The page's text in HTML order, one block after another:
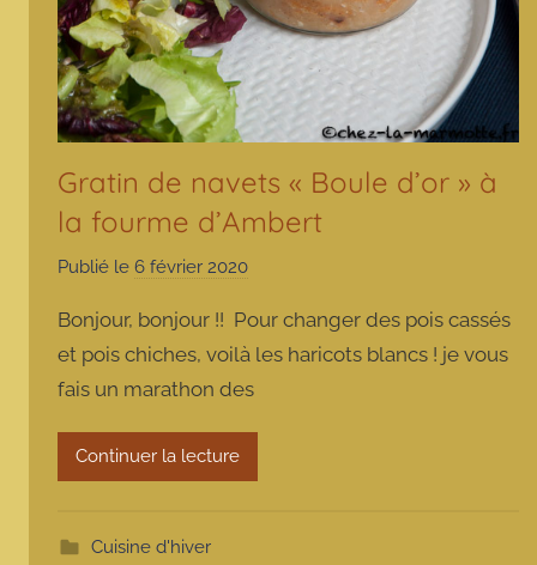
Gratin de navets « Boule d’or » à
la fourme d’Ambert
Publié le 6 février 2020
r
m
a
o
Bonjour, bonjour !! Pour changer des pois cassés
et pois chiches, voilà les haricots blancs ! je vous
fais un marathon des
Continuer la lecture
Cuisine d'hiver